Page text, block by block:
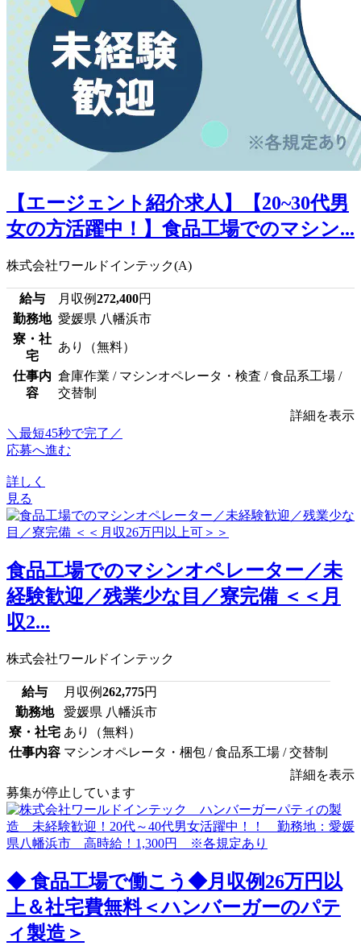
【エージェント紹介求人】【20~30代男
女の方活躍中！】食品工場でのマシン...
株式会社ワールドインテック(A)
給与 月収例272,400円
勤務地 愛媛県 八幡浜市
寮・社
宅
あり（無料）
仕事内
容
倉庫作業 / マシンオペレータ・検査 / 食品系工場 /
交替制
詳細を表示
＼最短45秒で完了／
応募へ進む
詳しく
見る
食品工場でのマシンオペレーター／未
経験歓迎／残業少な目／寮完備 ＜＜月
収2...
株式会社ワールドインテック
給与 月収例262,775円
勤務地
愛媛県 八幡浜市
寮・社宅 あり（無料）
仕事内容 マシンオペレータ・梱包 / 食品系工場 / 交替制
詳細を表示
募集が停止しています
◆ 食品工場で働こう◆月収例26万円以
上＆社宅費無料＜ハンバーガーのパテ
ィ製造＞